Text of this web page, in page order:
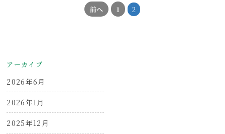
前へ 1 2
アーカイブ
2026年6月
2026年1月
2025年12月